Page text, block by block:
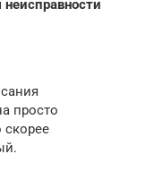
неисправности
просто
скорее